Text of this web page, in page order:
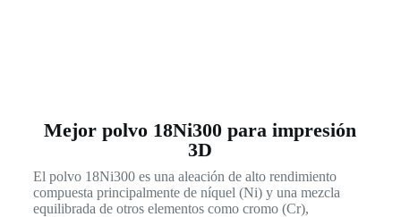
Mejor polvo 18Ni300 para impresión
3D
El polvo 18Ni300 es una aleación de alto rendimiento
compuesta principalmente de níquel (Ni) y una mezcla
equilibrada de otros elementos como cromo (Cr),